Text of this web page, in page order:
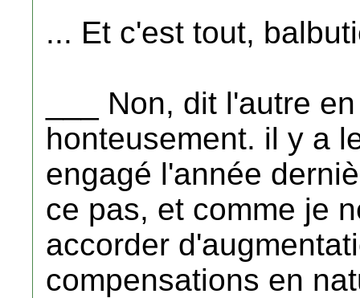
... Et c'est tout,
___ Non, dit l'autre
honteusement. il y a
engagé l'année
ce pas, et comme je
accorder
compensations en